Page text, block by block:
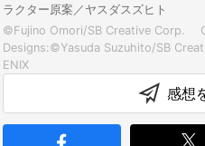
ラクター原案／ヤスダスズヒト
©Fujino Omori/SB Creative Corp.
Designs:©Yasuda Suzuhito/SB
感想